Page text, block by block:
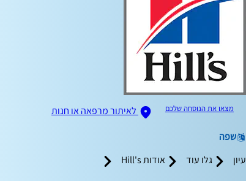
מצאו את הנוסחה שלכם
לאיתור מרפאה או חנות
שפה
עיון
גלו עוד אודות Hill's